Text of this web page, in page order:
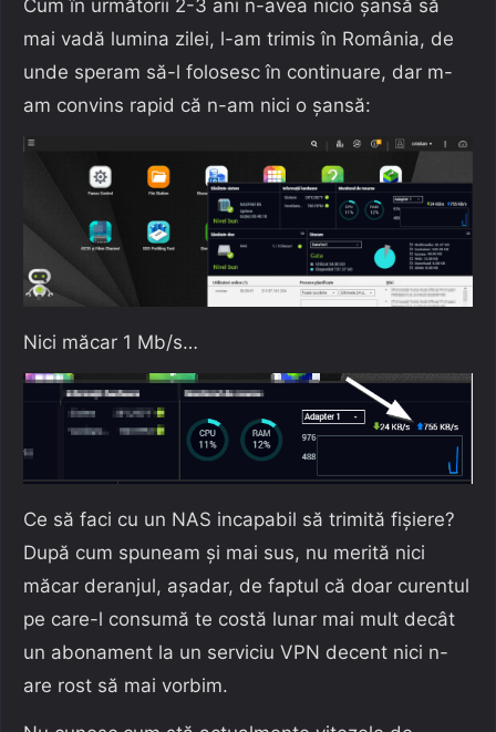
Cum în următorii 2-3 ani n-avea nicio șansă să
mai vadă lumina zilei, l-am trimis în România, de
unde speram să-l folosesc în continuare, dar m-
am convins rapid că n-am nici o șansă:
Nici măcar 1 Mb/s…
Ce să faci cu un NAS incapabil să trimită fișiere?
După cum spuneam și mai sus, nu merită nici
măcar deranjul, așadar, de faptul că doar curentul
pe care-l consumă te costă lunar mai mult decât
un abonament la un serviciu VPN decent nici n-
are rost să mai vorbim.